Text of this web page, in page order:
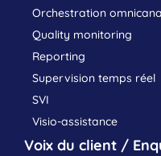
Orchestration
Quality monitoring
Reporting
Supervision temps réel
SVI
Visio-assistance
Voix du client /